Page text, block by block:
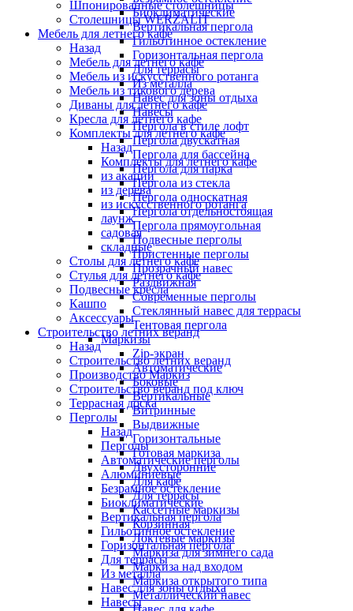
Биоклиматические
Вертикальная пергола
Гильотинное остекление
Горизонтальная пергола
Для террасы
Из металла
Навес для зоны отдыха
Навесы
Пергола в стиле лофт
Пергола двускатная
Пергола для бассейна
Пергола для парка
Пергола из стекла
Пергола односкатная
Пергола отдельностоящая
Пергола прямоугольная
Подвесные перголы
Пристенные перголы
Прозрачный навес
Раздвижная
Современные перголы
Стеклянный навес для террасы
Тентовая пергола
Маркизы
Zip-экран
Автоматические
Боковые
Вертикальные
Витринные
Выдвижные
Горизонтальные
Готовая маркиза
Двухсторонние
Для кафе
Для террасы
Кассетные маркизы
Корзинная
Локтевые маркизы
Маркиза для зимнего сада
Маркиза над входом
Маркиза открытого типа
Металлический навес
Шпонированные столешницы
Столешницы WERZALIT
Мебель для летнего кафе
Назад
Мебель для летнего кафе
Мебель из искусственного ротанга
Мебель из тикового дерева
Диваны для летнего кафе
Кресла для летнего кафе
Комплекты для летнего кафе
Назад
Комплекты для летнего кафе
из акации
из дерева
из искусственного ротанга
лаунж
садовая
складные
Столы для летнего кафе
Стулья для летнего кафе
Подвесные кресла
Кашпо
Аксессуары
Строительство летних веранд
Назад
Строительство летних веранд
Производство Маркиз
Строительство веранд под ключ
Террасная доска
Перголы
Назад
Перголы
Автоматические перголы
Алюминиевые
Безрамное остекление
Биоклиматические
Вертикальная пергола
Гильотинное остекление
Горизонтальная пергола
Для террасы
Из металла
Навес для зоны отдыха
Навесы